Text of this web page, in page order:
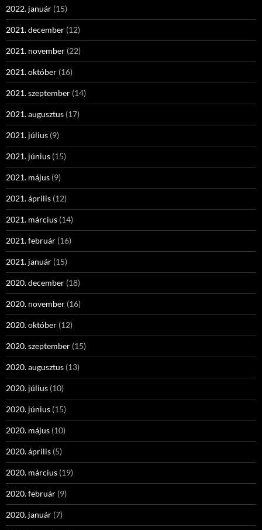
2022. január (15)
2021. december (12)
2021. november (22)
2021. október (16)
2021. szeptember (14)
2021. augusztus (17)
2021. július (9)
2021. június (15)
2021. május (9)
2021. április (12)
2021. március (14)
2021. február (16)
2021. január (15)
2020. december (18)
2020. november (16)
2020. október (12)
2020. szeptember (15)
2020. augusztus (13)
2020. július (10)
2020. június (15)
2020. május (10)
2020. április (5)
2020. március (19)
2020. február (9)
2020. január (7)